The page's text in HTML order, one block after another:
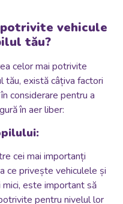
vehicule
tău?
celor mai potrivite
tău, există câțiva factori
considerare pentru a
în aer liber:
cei mai importanți
ce privește vehiculele și
este important să
pentru nivelul lor